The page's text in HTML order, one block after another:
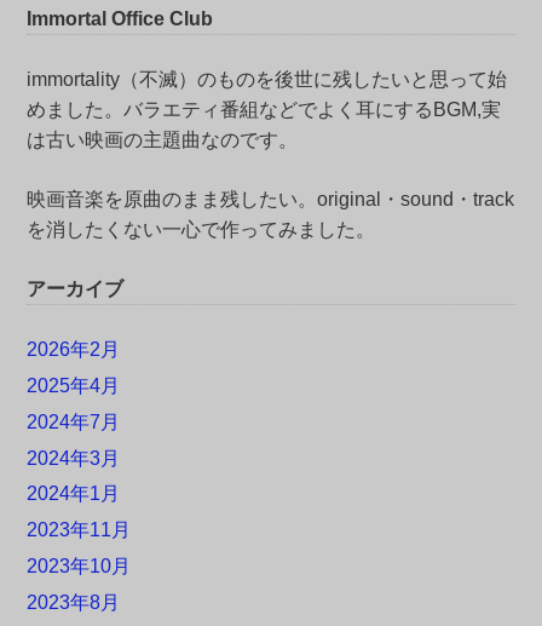
Immortal Office Club
immortality（不滅）のものを後世に残したいと思って始
めました。バラエティ番組などでよく耳にするBGM,実
は古い映画の主題曲なのです。
映画音楽を原曲のまま残したい。original・sound・track
を消したくない一心で作ってみました。
アーカイブ
2026年2月
2025年4月
2024年7月
2024年3月
2024年1月
2023年11月
2023年10月
2023年8月